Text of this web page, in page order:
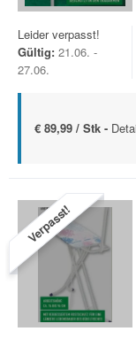
Leider verpasst!
Gültig: 21.06. -
27.06.
€ 89,99 / Stk -
Verpasst!